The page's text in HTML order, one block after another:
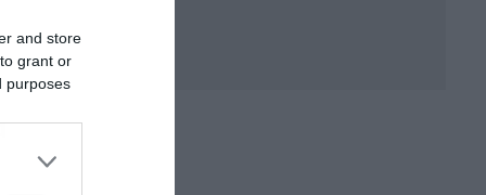
and store
grant or
purposes